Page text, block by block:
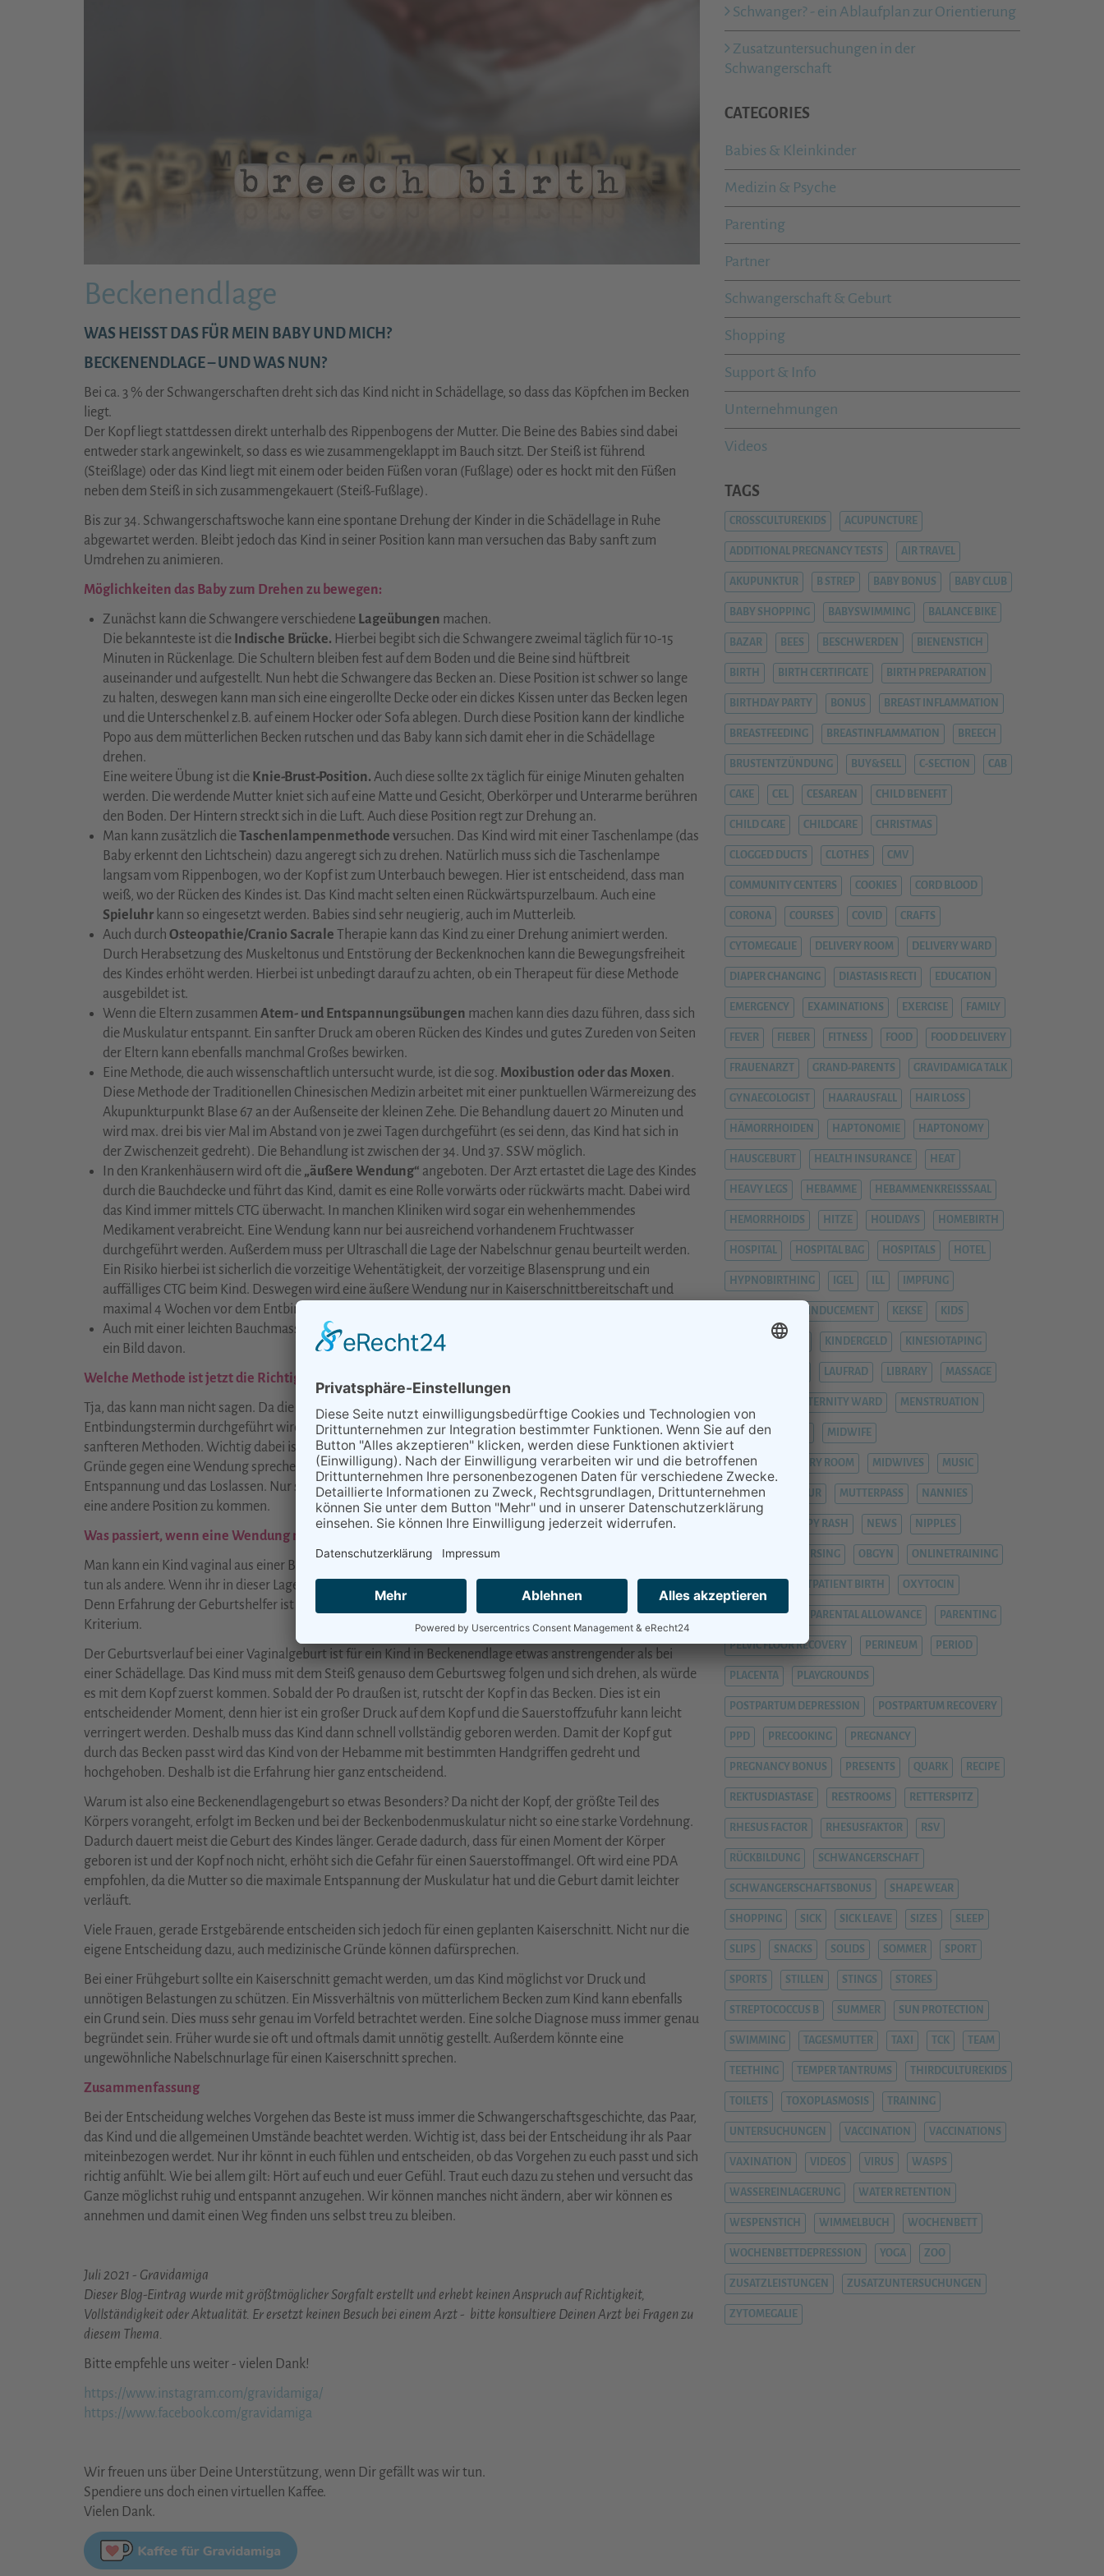
Beckenendlage
WAS HEISST DAS FÜR MEIN BABY UND MICH?
BECKENENDLAGE – UND WAS NUN?
Bei ca. 3 % der Schwangerschaften dreht sich das Kind nicht in Schädellage, so dass das Köpfchen im Becken
liegt.
Der Kopf liegt stattdessen direkt unterhalb des Rippenbogens der Mutter. Die Beine des Babies sind dabei
entweder stark angewinkelt, so dass es wie zusammengeklappt im Bauch sitzt. Der Steiß ist führend
(Steißlage) oder das Kind liegt mit einem oder beiden Füßen voran (Fußlage) oder es hockt mit den Füßen
neben dem Steiß in sich zusammengekauert (Steiß-Fußlage).
Bis zur 34. Schwangerschaftswoche kann eine spontane Drehung der Kinder in die Schädellage in Ruhe
abgewartet werden. Bleibt jedoch das Kind in seiner Position kann man versuchen das Baby sanft zum
Umdrehen zu animieren.
Möglichkeiten das Baby zum Drehen zu bewegen:
Zunächst kann die Schwangere verschiedene Lageübungen machen.
Die bekannteste ist die Indische Brücke. Hierbei begibt sich die Schwangere zweimal täglich für 10-15
Minuten in Rückenlage. Die Schultern bleiben fest auf dem Boden und die Beine sind hüftbreit
auseinander und aufgestellt. Nun hebt die Schwangere das Becken an. Diese Position ist schwer so lange
zu halten, deswegen kann man sich eine eingerollte Decke oder ein dickes Kissen unter das Becken legen
und die Unterschenkel z.B. auf einem Hocker oder Sofa ablegen. Durch diese Position kann der kindliche
Popo aus dem mütterlichen Becken rutschen und das Baby kann sich damit eher in die Schädellage
drehen.
Eine weitere Übung ist die Knie-Brust-Position. Auch diese sollte 2x täglich für einige Minuten gehalten
werden. Die werdende Mutter kniet sich auf eine Matte und Gesicht, Oberkörper und Unterarme berühren
den Boden. Der Hintern streckt sich in die Luft. Auch diese Position regt zur Drehung an.
Man kann zusätzlich dieTaschenlampenmethode versuchen. Das Kind wird mit einer Taschenlampe (das
Baby erkennt den Lichtschein) dazu angeregt sich zu drehen. Natürlich muss sich die Taschenlampe
langsam vom Rippenbogen, wo der Kopf ist zum Unterbauch bewegen. Hier ist entscheidend, dass man
weiß, wo der Rücken des Kindes ist. Das Kind macht selten einen Rückwärtspurzelbaum. Auch eine
Spieluhr kann so eingesetzt werden. Babies sind sehr neugierig, auch im Mutterleib.
Auch durch Osteopathie/Cranio Sacrale Therapie kann das Kind zu einer Drehung animiert werden.
Durch Herabsetzung des Muskeltonus und Entstörung der Beckenknochen kann die Bewegungsfreiheit
des Kindes erhöht werden. Hierbei ist unbedingt darauf zu achten, ob ein Therapeut für diese Methode
ausgebildet ist.
Wenn die Eltern zusammenAtem- und Entspannungsübungen machen kann dies dazu führen, dass sich
die Muskulatur entspannt. Ein sanfter Druck am oberen Rücken des Kindes und gutes Zureden von Seiten
der Eltern kann ebenfalls manchmal Großes bewirken.
Eine Methode, die auch wissenschaftlich untersucht wurde, ist die sog. Moxibustion oder das Moxen.
Diese Methode der Traditionellen Chinesischen Medizin arbeitet mit einer punktuellen Wärmereizung des
Akupunkturpunkt Blase 67 an der Außenseite der kleinen Zehe. Die Behandlung dauert 20 Minuten und
wird max. drei bis vier Mal im Abstand von je zwei Tagen durchgeführt (es sei denn, das Kind hat sich in
der Zwischenzeit gedreht). Die Behandlung ist zwischen der 34. Und 37. SSW möglich.
In den Krankenhäusern wird oft die „äußere Wendung“ angeboten. Der Arzt ertastet die Lage des Kindes
durch die Bauchdecke und führt das Kind, damit es eine Rolle vorwärts oder rückwärts macht. Dabei wird
das Kind immer mittels CTG überwacht. In manchen Kliniken wird sogar ein wehenhemmendes
Medikament verabreicht. Eine Wendung kann nur bei ausreichend vorhandenem Fruchtwasser
durchgeführt werden. Außerdem muss per Ultraschall die Lage der Nabelschnur genau beurteilt werden.
Ein Risiko hierbei ist sicherlich die vorzeitige Wehentätigkeit, der vorzeitige Blasensprung und ein
auffälliges CTG beim Kind. Deswegen wird eine äußere Wendung nur in Kaiserschnittbereitschaft und
maximal 4 Wochen vor dem Entbindungstermin durchgeführt.
Auch mit einer leichten Bauchmassage mit
ein Bild davon.
Welche Methode ist jetzt die Richtige und Beste?
Tja, das kann man nicht sagen. Da die am meisten invasive, die äußere Wendung erst kurz vor dem
Entbindungstermin durchgeführt wird, spricht zunächst nichts gegen das Ausprobieren aller anderen etwas
sanfteren Methoden. Wichtig dabei ist, dass der Gynäkologe dazu grünes Licht gegeben hat, also keine
Gründe gegen eine Wendung sprechen. Wie bei allem in der Geburtshilfe ist das wichtigste Mittel die
Entspannung und das Loslassen. Nur so löst sich die Muskelspannung und das Kind hat es deutlich leichter in
eine andere Position zu kommen.
Was passiert, wenn eine Wendung nicht klappt oder nicht möglich ist?
Man kann ein Kind vaginal aus einer Beckenendlage entbinden. In jeder Stadt gibt es Kliniken, die dies öfter
tun als andere. Wenn ihr in dieser Lage seid, erkundigt euch, welche Klinik in eurer Nähe am Erfahrensten ist.
Denn Erfahrung der Geburtshelfer ist bei einer vaginalen Beckenendlagengeburt das entscheidendste
Kriterium.
Der Geburtsverlauf bei einer Vaginalgeburt ist für ein Kind in Beckenendlage etwas anstrengender als bei
einer Schädellage. Das Kind muss mit dem Steiß genauso dem Geburtsweg folgen und sich drehen, als würde
es mit dem Kopf zuerst kommen. Sobald der Po draußen ist, rutscht der Kopf in das Becken. Dies ist ein
entscheidender Moment, denn hier ist ein großer Druck auf dem Kopf und die Sauerstoffzufuhr kann leicht
verringert werden. Deshalb muss das Kind dann schnell vollständig geboren werden. Damit der Kopf gut
durch das Becken passt wird das Kind von der Hebamme mit bestimmten Handgriffen gedreht und
hochgehoben. Deshalb ist die Erfahrung hier ganz entscheidend.
Warum ist also eine Beckenendlagengeburt so etwas Besonders? Da nicht der Kopf, der größte Teil des
Körpers vorangeht, erfolgt im Becken und bei der Beckenbodenmuskulatur nicht so eine starke Vordehnung.
Dadurch dauert meist die Geburt des Kindes länger. Gerade dadurch, dass für einen Moment der Körper
geboren ist und der Kopf noch nicht, erhöht sich die Gefahr für einen Sauerstoffmangel. Oft wird eine PDA
empfohlen, da die Mutter so die maximale Entspannung der Muskulatur hat und die Geburt damit leichter
verläuft.
Viele Frauen, gerade Erstgebärende entscheiden sich jedoch für einen geplanten Kaiserschnitt. Nicht nur die
eigene Entscheidung dazu, auch medizinische Gründe können dafürsprechen.
Bei einer Frühgeburt sollte ein Kaiserschnitt gemacht werden, um das Kind möglichst vor Druck und
unnötigen Belastungen zu schützen. Ein Missverhältnis von mütterlichem Becken zum Kind kann ebenfalls
ein Grund sein. Dies muss sehr genau im Vorfeld betrachtet werden. Eine solche Diagnose muss immer genau
begründet sein. Früher wurde sie oft und oftmals damit unnötig gestellt. Außerdem könnte eine
ungewöhnliche Nabelschnurlage für einen Kaiserschnitt sprechen.
Zusammenfassung
Bei der Entscheidung welches Vorgehen das Beste ist muss immer die Schwangerschaftsgeschichte, das Paar,
das Kind und die allgemeinen Umstände beachtet werden. Wichtig ist, dass bei der Entscheidung ihr als Paar
miteinbezogen werdet. Nur ihr könnt in euch fühlen und entscheiden, ob das Vorgehen zu euch passt und sich
richtig anfühlt. Wie bei allem gilt: Hört auf euch und euer Gefühl. Traut euch dazu zu stehen und versucht das
Ganze möglichst ruhig und entspannt anzugehen. Wir können manches nicht ändern, aber wir können es
annehmen und damit einen Weg finden uns selbst treu zu bleiben.
Juli 2021 - Gravidamiga
Dieser Blog-Eintrag wurde mit größtmöglicher Sorgfalt erstellt und erhebt keinen Anspruch auf Richtigkeit,
Vollständigkeit oder Aktualität. Er ersetzt keinen Besuch bei einem Arzt - bitte konsultiere Deinen Arzt bei Fragen zu
diesem Thema.
Bitte empfehle uns weiter - vielen Dank!
https://www.instagram.com/gravidamiga/
https://www.facebook.com/gravidamiga
Wir freuen uns über Deine Unterstützung, wenn Dir gefällt was wir tun.
Spendiere uns doch einen virtuellen Kaffee.
Vielen Dank.
Schwanger? - ein Ablaufplan zur Orientierung
Zusatzuntersuchungen in der
Schwangerschaft
CATEGORIES
Babies & Kleinkinder
Medizin & Psyche
Parenting
Partner
Schwangerschaft & Geburt
Shopping
Support & Info
Unternehmungen
Videos
TAGS
CROSSCULTUREKIDS ACUPUNCTURE
ADDITIONAL PREGNANCY TESTS AIR TRAVEL
AKUPUNKTUR B STREP BABY BONUS BABY CLUB
BABY SHOPPING BABYSWIMMING BALANCE BIKE
BAZAR BEES BESCHWERDEN BIENENSTICH
BIRTH BIRTH CERTIFICATE BIRTH PREPARATION
BIRTHDAY PARTY BONUS BREAST INFLAMMATION
BREASTFEEDING BREASTINFLAMMATION BREECH
BRUSTENTZÜNDUNG BUY&SELL C-SECTION CAB
CAKE CEL CESAREAN CHILD BENEFIT
CHILD CARE CHILDCARE CHRISTMAS
CLOGGED DUCTS CLOTHES CMV
COMMUNITY CENTERS COOKIES CORD BLOOD
CORONA COURSES COVID CRAFTS
CYTOMEGALIE DELIVERY ROOM DELIVERY WARD
DIAPER CHANGING DIASTASIS RECTI EDUCATION
EMERGENCY EXAMINATIONS EXERCISE FAMILY
FEVER FIEBER FITNESS FOOD FOOD DELIVERY
FRAUENARZT GRAND-PARENTS GRAVIDAMIGA TALK
GYNAECOLOGIST HAARAUSFALL HAIR LOSS
HÄMORRHOIDEN HAPTONOMIE HAPTONOMY
HAUSGEBURT HEALTH INSURANCE HEAT
HEAVY LEGS HEBAMME HEBAMMENKREISSSAAL
HEMORRHOIDS HITZE HOLIDAYS HOMEBIRTH
HOSPITAL HOSPITAL BAG HOSPITALS HOTEL
HYPNOBIRTHING IGEL ILL IMPFUNG
INDUCEMENT KEKSE KIDS
KINDERGARTEN KINDERGELD KINESIOTAPING
LAUFRAD LIBRARY MASSAGE
MATERNITY WARD MENSTRUATION
MENTAL HEALTH MIDWIFE
MIDWIFE DELIVERY ROOM MIDWIVES MUSIC
MUTTER-KIND-KUR MUTTERPASS NANNIES
NAPPY RASH NEWS NIPPLES
NURSING OBGYN ONLINETRAINING
OUTPATIENT BIRTH OXYTOCIN
PAPERWORK PARENTAL ALLOWANCE PARENTING
PELVIC FLOOR RECOVERY PERINEUM PERIOD
PLACENTA PLAYGROUNDS
POSTPARTUM DEPRESSION POSTPARTUM RECOVERY
PPD PRECOOKING PREGNANCY
PREGNANCY BONUS PRESENTS QUARK RECIPE
REKTUSDIASTASE RESTROOMS RETTERSPITZ
RHESUS FACTOR RHESUSFAKTOR RSV
RÜCKBILDUNG SCHWANGERSCHAFT
SCHWANGERSCHAFTSBONUS SHAPE WEAR
SHOPPING SICK SICK LEAVE SIZES SLEEP
SLIPS SNACKS SOLIDS SOMMER SPORT
SPORTS STILLEN STINGS STORES
STREPTOCOCCUS B SUMMER SUN PROTECTION
SWIMMING TAGESMUTTER TAXI TCK TEAM
TEETHING TEMPER TANTRUMS THIRDCULTUREKIDS
TOILETS TOXOPLASMOSIS TRAINING
UNTERSUCHUNGEN VACCINATION VACCINATIONS
VAXINATION VIDEOS VIRUS WASPS
WASSEREINLAGERUNG WATER RETENTION
WESPENSTICH WIMMELBUCH WOCHENBETT
WOCHENBETTDEPRESSION YOGA ZOO
ZUSATZLEISTUNGEN ZUSATZUNTERSUCHUNGEN
ZYTOMEGALIE